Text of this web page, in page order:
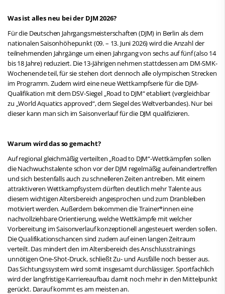
Was ist alles neu bei der DJM 2026?
Für die Deutschen Jahrgangsmeisterschaften (DJM) in Berlin als dem
nationalen Saisonhöhepunkt (09. – 13. Juni 2026) wird die Anzahl der
teilnehmenden Jahrgänge um einen Jahrgang von sechs auf fünf (also 14
bis 18 Jahre) reduziert. Die 13-Jährigen nehmen stattdessen am DM-SMK-
Wochenende teil, für sie stehen dort dennoch alle olympischen Strecken
im Programm. Zudem wird eine neue Wettkampfserie für die DJM-
Qualifikation mit dem DSV-Siegel „Road to DJM“ etabliert (vergleichbar
zu „World Aquatics approved“, dem Siegel des Weltverbandes). Nur bei
dieser kann man sich im Saisonverlauf für die DJM qualifizieren.
Warum wird das so gemacht?
Auf regional gleichmäßig verteilten „Road to DJM“-Wettkämpfen sollen
die Nachwuchstalente schon vor der DJM regelmäßig aufeinandertreffen
und sich bestenfalls auch zu schnelleren Zeiten antreiben. Mit einem
attraktiveren Wettkampfsystem dürften deutlich mehr Talente aus
diesem wichtigen Altersbereich angesprochen und zum Dranbleiben
motiviert werden. Außerdem bekommen die Trainer*innen eine
nachvollziehbare Orientierung, welche Wettkämpfe mit welcher
Vorbereitung im Saisonverlauf konzeptionell angesteuert werden sollen.
Die Qualifikationschancen sind zudem auf einen langen Zeitraum
verteilt. Das mindert den im Altersbereich des Anschlusstrainings
unnötigen One-Shot-Druck, schließt Zu- und Ausfälle noch besser aus.
Das Sichtungssystem wird somit insgesamt durchlässiger. Sportfachlich
wird der langfristige Karriereaufbau damit noch mehr in den Mittelpunkt
gerückt. Darauf kommt es am meisten an.